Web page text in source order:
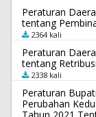
Peraturan
tentang
2364 kali
Peraturan
tentang
2338 kali
Peraturan
Perubahan